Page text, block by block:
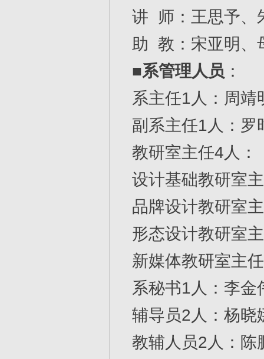
讲 师：王思予、
助 教：宋亚明、
■系管理人员 ：
系主任1人：周靖
副系主任1人：罗
教研室主任4人：
设计基础教研室
品牌设计教研室
形态设计教研室
新媒体教研室主
系秘书1人：李金
辅导员2人：杨晓
教辅人员2人：陈